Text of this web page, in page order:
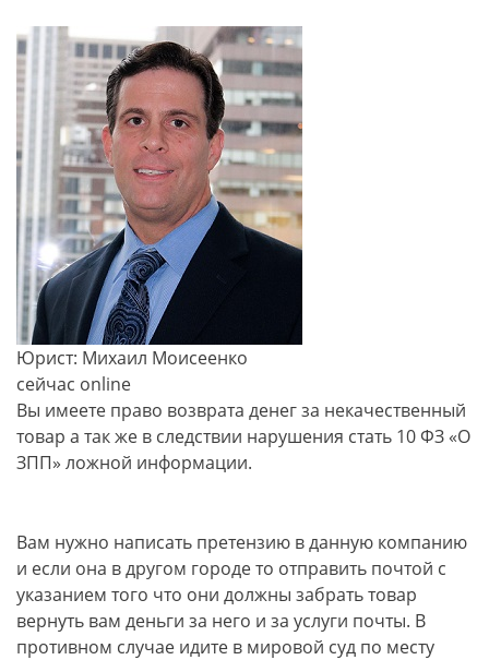
Юрист: Михаил Моисеенко
сейчас online
Вы имеете право возврата денег за некачественный
товар а так же в следствии нарушения стать 10 ФЗ «О
ЗПП» ложной информации.
Вам нужно написать претензию в данную компанию
и если она в другом городе то отправить почтой с
указанием того что они должны забрать товар
вернуть вам деньги за него и за услуги почты. В
противном случае идите в мировой суд по месту